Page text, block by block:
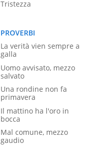
Tristezza
PROVERBI
La verità vien sempre a
galla
Uomo avvisato, mezzo
salvato
Una rondine non fa
primavera
Il mattino ha l'oro in
bocca
Mal comune, mezzo
gaudio